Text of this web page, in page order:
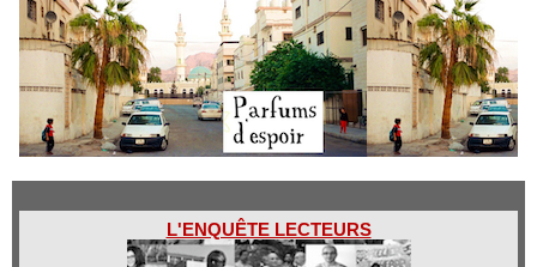
L'ENQUÊTE LECTEURS